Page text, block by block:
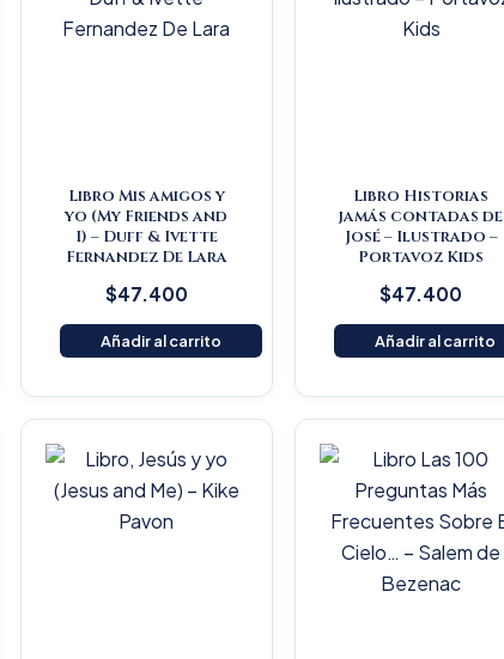
Libro Mis amigos y
yo (My Friends and
I) – Duff & Ivette
Fernandez De Lara
$47.400
Añadir al carrito
Libro Historias
jamás contadas de
José – Ilustrado –
Portavoz Kids
$47.400
Añadir al carrito